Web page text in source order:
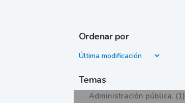
Ordenar por
Temas
Administración pública. (1)